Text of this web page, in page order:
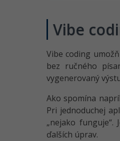
Vibe
Vibe coding
bez ručného
vygenerovaný
Ako spomína
Pri jednoduchej
„nejako
ďalších úprav.